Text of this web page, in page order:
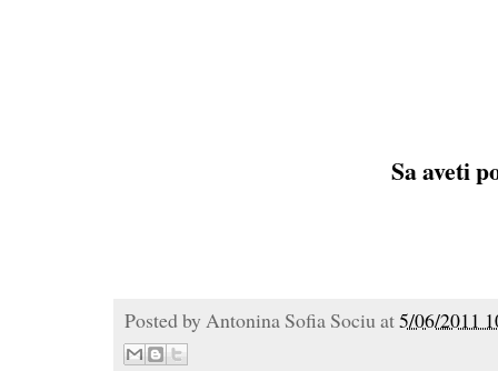
Sa aveti
Posted by Antonina Sofia Sociu at5/06/2011